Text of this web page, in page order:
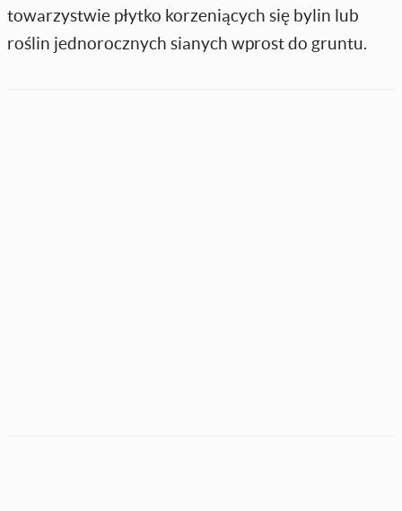
towarzystwie płytko korzeniących się bylin lub
roślin jednorocznych sianych wprost do gruntu.